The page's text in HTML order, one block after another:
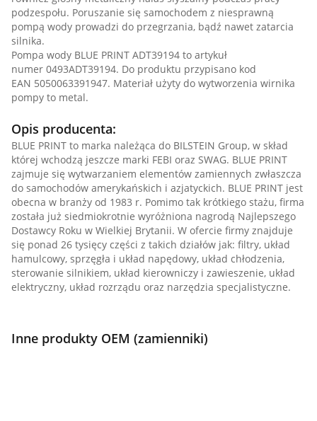
podzespołu. Poruszanie się samochodem z niesprawną
pompą wody prowadzi do przegrzania, bądź nawet zatarcia
silnika.
Pompa wody BLUE PRINT ADT39194 to artykuł
numer 0493ADT39194. Do produktu przypisano kod
EAN 5050063391947. Materiał użyty do wytworzenia wirnika
pompy to metal.
Opis producenta:
BLUE PRINT to marka należąca do BILSTEIN Group, w skład
której wchodzą jeszcze marki FEBI oraz SWAG. BLUE PRINT
zajmuje się wytwarzaniem elementów zamiennych zwłaszcza
do samochodów amerykańskich i azjatyckich. BLUE PRINT jest
obecna w branży od 1983 r. Pomimo tak krótkiego stażu, firma
została już siedmiokrotnie wyróżniona nagrodą Najlepszego
Dostawcy Roku w Wielkiej Brytanii. W ofercie firmy znajduje
się ponad 26 tysięcy części z takich działów jak: filtry, układ
hamulcowy, sprzęgła i układ napędowy, układ chłodzenia,
sterowanie silnikiem, układ kierowniczy i zawieszenie, układ
elektryczny, układ rozrządu oraz narzędzia specjalistyczne.
Inne produkty OEM (zamienniki)